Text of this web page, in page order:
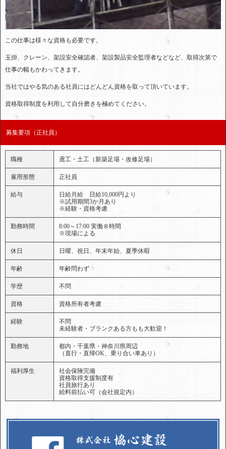
この仕事は様々な資格も必要です。
玉掛、クレーン、架設安全確認者、架設製品安全監理者などなど、取得次第で
仕事の幅もかわってきます。
当社ではやる気のある社員にはどんどん資格を取って頂いています。
資格取得制度を利用して自分磨きを極めてください。
募集要項（正社員）
職種 鳶工・土工（新築足場・改修足場）
雇用形態 正社員
給与
日給月給 日給10,000円より
※試用期間3か月あり
※経験・資格考慮
勤務時間
8:00～17:00 実働８時間
※現場による
休日 日曜、祝日、年末年始、夏季休暇
年齢 年齢問わず
学歴 不問
資格 資格所有者考慮
経験
不問
未経験者・ブランクある方もも大歓迎！
勤務地
都内・千葉県・神奈川県周辺
（直行・直帰OK、乗り合い車あり）
福利厚生
社会保険完備
資格取得支援制度有
社員旅行あり
給料前払い可（会社規定内）